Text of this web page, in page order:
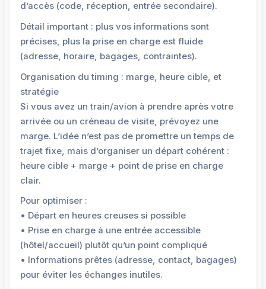
d’accès (code, réception, entrée secondaire).
Détail important : plus vos informations sont
précises, plus la prise en charge est fluide
(adresse, horaire, bagages, contraintes).
Organisation du timing : marge, heure cible, et
stratégie
Si vous avez un train/avion à prendre après votre
arrivée ou un créneau de visite, prévoyez une
marge. L’idée n’est pas de promettre un temps de
trajet fixe, mais d’organiser un départ cohérent :
heure cible + marge + point de prise en charge
clair.
Pour optimiser :
• Départ en heures creuses si possible
• Prise en charge à une entrée accessible
(hôtel/accueil) plutôt qu’un point compliqué
• Informations prêtes (adresse, contact, bagages)
pour éviter les échanges inutiles.